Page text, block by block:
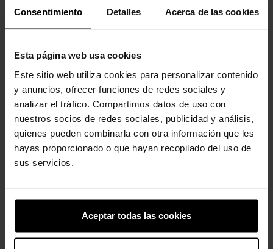
Consentimiento Detalles Acerca de las cookies
Esta página web usa cookies
Este sitio web utiliza cookies para personalizar contenido
y anuncios, ofrecer funciones de redes sociales y
analizar el tráfico. Compartimos datos de uso con
nuestros socios de redes sociales, publicidad y análisis,
quienes pueden combinarla con otra información que les
hayas proporcionado o que hayan recopilado del uso de
sus servicios.
Aceptar todas las cookies
Palmilhas de espuma LiteRide™ revolucionárias para
desde o primeiro dia.
Perfil elevado da palmilha para maior suporte e estabilidade.
Tiras ajustáveis ​​no calcanhar com fivela inteligente e fechos
de alavanca facilitam o calçar e o descalçar.
Altura do salto plataforma de 45 mm/1,7 pol.
LiteRide™: Revolucionário. Maciez que afunda. Conforto
inovador.
Como a maioria dos materiais lisos, o cabedal pode
arranhar com o uso normal.
Clientes que compraram este
produto também compraram: